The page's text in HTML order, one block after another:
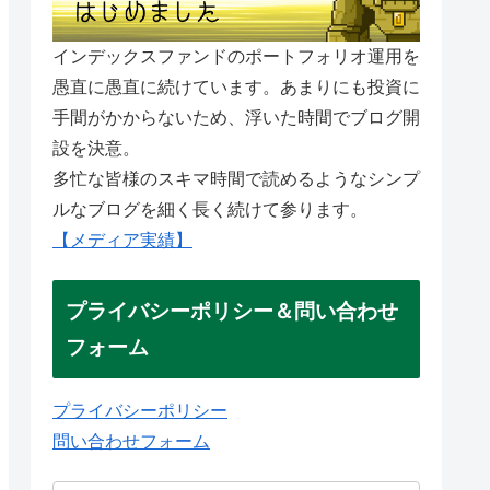
インデックスファンドのポートフォリオ運用を
愚直に愚直に続けています。あまりにも投資に
手間がかからないため、浮いた時間でブログ開
設を決意。
多忙な皆様のスキマ時間で読めるようなシンプ
ルなブログを細く長く続けて参ります。
【メディア実績】
プライバシーポリシー＆問い合わせ
フォーム
プライバシーポリシー
問い合わせフォーム